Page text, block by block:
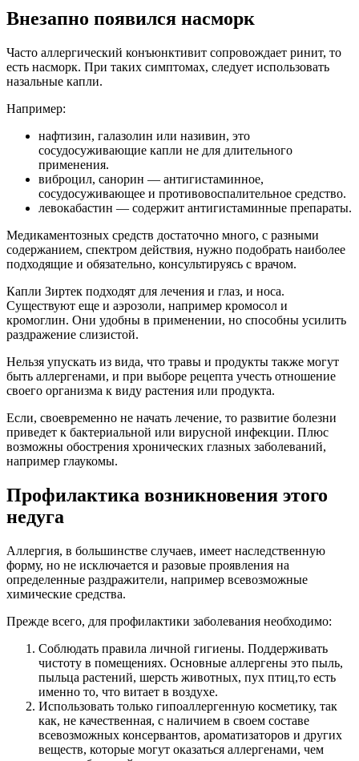
Внезапно появился насморк
Часто аллергический конъюнктивит сопровождает ринит, то
есть насморк. При таких симптомах, следует использовать
назальные капли.
Например:
нафтизин, галазолин или називин, это
сосудосуживающие капли не для длительного
применения.
виброцил, санорин — антигистаминное,
сосудосуживающее и противовоспалительное средство.
левокабастин — содержит антигистаминные препараты.
Медикаментозных средств достаточно много, с разными
содержанием, спектром действия, нужно подобрать наиболее
подходящие и обязательно, консультируясь с врачом.
Капли Зиртек подходят для лечения и глаз, и носа.
Существуют еще и аэрозоли, например кромосол и
кромоглин. Они удобны в применении, но способны усилить
раздражение слизистой.
Нельзя упускать из вида, что травы и продукты также могут
быть аллергенами, и при выборе рецепта учесть отношение
своего организма к виду растения или продукта.
Если, своевременно не начать лечение, то развитие болезни
приведет к бактериальной или вирусной инфекции. Плюс
возможны обострения хронических глазных заболеваний,
например глаукомы.
Профилактика возникновения этого
недуга
Аллергия, в большинстве случаев, имеет наследственную
форму, но не исключается и разовые проявления на
определенные раздражители, например всевозможные
химические средства.
Прежде всего, для профилактики заболевания необходимо:
Соблюдать правила личной гигиены. Поддерживать
чистоту в помещениях. Основные аллергены это пыль,
пыльца растений, шерсть животных, пух птиц,то есть
именно то, что витает в воздухе.
Использовать только гипоаллергенную косметику, так
как, не качественная, с наличием в своем составе
всевозможных консервантов, ароматизаторов и других
веществ, которые могут оказаться аллергенами, чем